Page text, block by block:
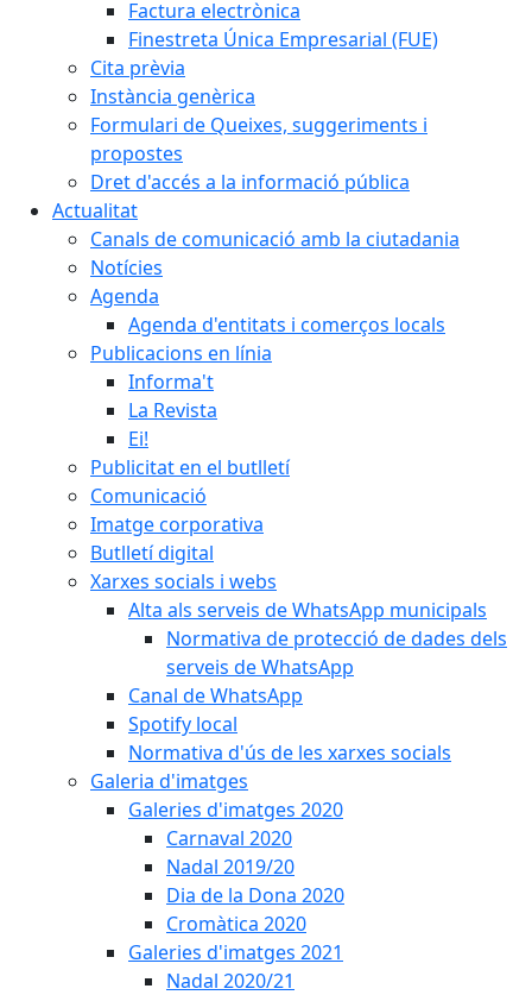
Factura electrònica
Finestreta Única Empresarial (FUE)
Cita prèvia
Instància genèrica
Formulari de Queixes, suggeriments i
propostes
Dret d'accés a la informació pública
Actualitat
Canals de comunicació amb la ciutadania
Notícies
Agenda
Agenda d'entitats i comerços locals
Publicacions en línia
Informa't
La Revista
Ei!
Publicitat en el butlletí
Comunicació
Imatge corporativa
Butlletí digital
Xarxes socials i webs
Alta als serveis de WhatsApp municipals
Normativa de protecció de dades dels
serveis de WhatsApp
Canal de WhatsApp
Spotify local
Normativa d'ús de les xarxes socials
Galeria d'imatges
Galeries d'imatges 2020
Carnaval 2020
Nadal 2019/20
Dia de la Dona 2020
Cromàtica 2020
Galeries d'imatges 2021
Nadal 2020/21